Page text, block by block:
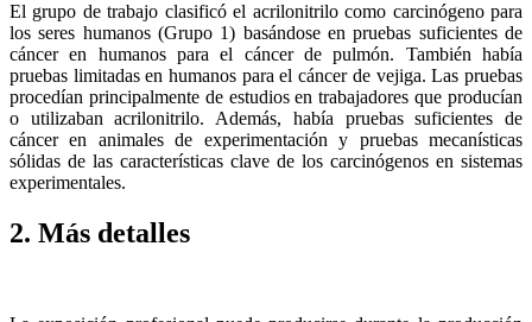
El grupo de trabajo clasificó el acrilonitrilo como carcinógeno para
los seres humanos (Grupo 1) basándose en pruebas suficientes de
cáncer en humanos para el cáncer de pulmón. También había
pruebas limitadas en humanos para el cáncer de vejiga. Las pruebas
procedían principalmente de estudios en trabajadores que producían
o utilizaban acrilonitrilo. Además, había pruebas suficientes de
cáncer en animales de experimentación y pruebas mecanísticas
sólidas de las características clave de los carcinógenos en sistemas
experimentales.
2. Más detalles